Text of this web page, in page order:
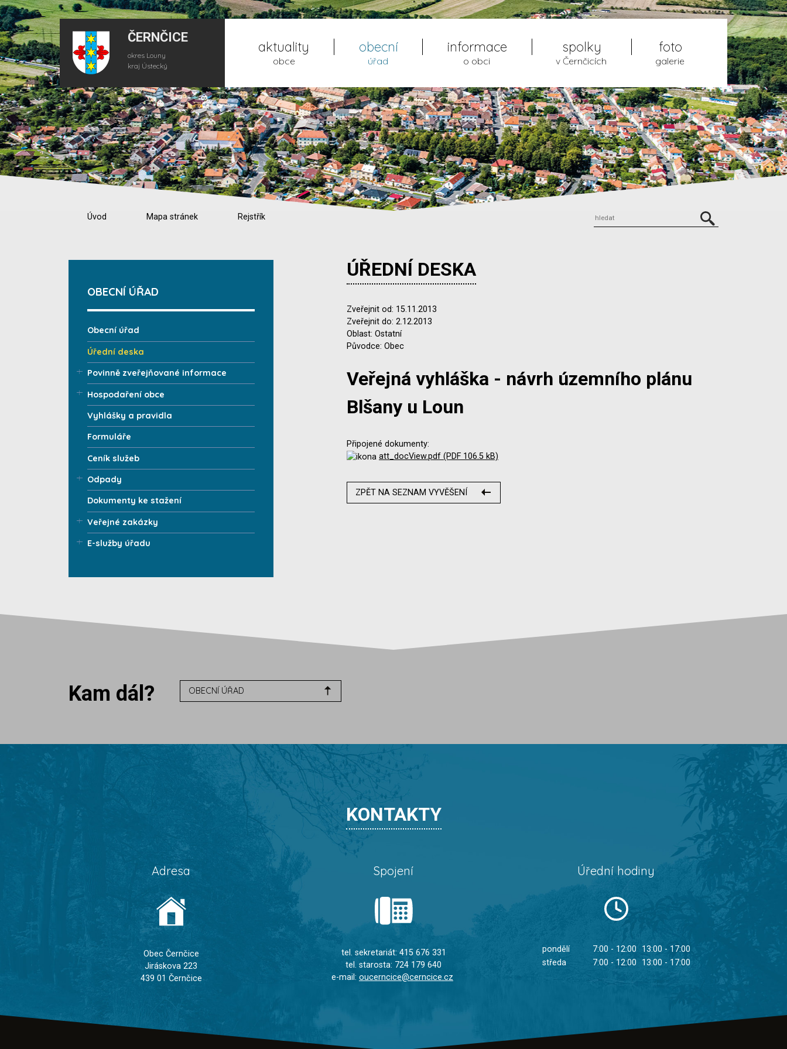
ČERNČICE
okres Louny
kraj Ústecký
aktuality
obce
obecní
úřad
informace
o obci
spolky
v Černčicích
foto
galerie
Úvod Mapa stránek Rejstřík
ÚŘEDNÍ DESKA
Zveřejnit od: 15.11.2013
Zveřejnit do: 2.12.2013
Oblast: Ostatní
Původce: Obec
Veřejná vyhláška - návrh územního plánu
Blšany u Loun
Připojené dokumenty:
att_docView.pdf (PDF 106.5 kB)
ZPĚT NA SEZNAM VYVĚŠENÍ
OBECNÍ ÚŘAD
Obecní úřad
Úřední deska
Povinně zveřejňované informace
Hospodaření obce
Vyhlášky a pravidla
Formuláře
Ceník služeb
Odpady
Dokumenty ke stažení
Veřejné zakázky
E-služby úřadu
Kam dál? OBECNÍ ÚŘAD
KONTAKTY
Adresa
Obec Černčice
Jiráskova 223
439 01 Černčice
Spojení
tel. sekretariát: 415 676 331
tel. starosta: 724 179 640
e-mail: oucerncice@cerncice.cz
Úřední hodiny
pondělí 7:00 - 12:00
13:00 - 17:00
středa
7:00 - 12:00 13:00 - 17:00